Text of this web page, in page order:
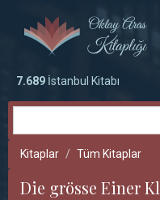
7.689 İstanbul Kitabı
Kitaplar Tüm Kitaplar
Die grösse Einer